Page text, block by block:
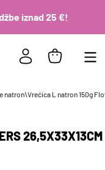
iznad 25 €!
natron\Vrećica L natron 150g
26,5X33X13CM